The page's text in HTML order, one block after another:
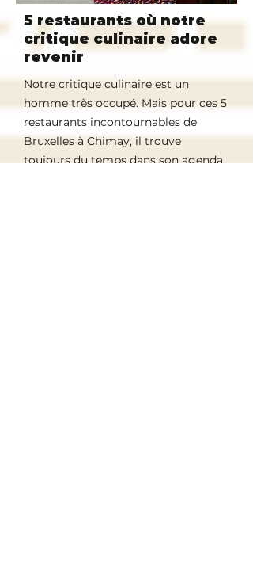
5 restaurants où notre
critique culinaire adore
revenir
Notre critique culinaire est un
homme très occupé. Mais pour ces 5
restaurants incontournables de
Bruxelles à Chimay, il trouve
toujours du temps dans son agenda